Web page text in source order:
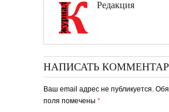
Редакция
НАПИСАТЬ
Ваш email адрес не публикуется.
поля помечены *